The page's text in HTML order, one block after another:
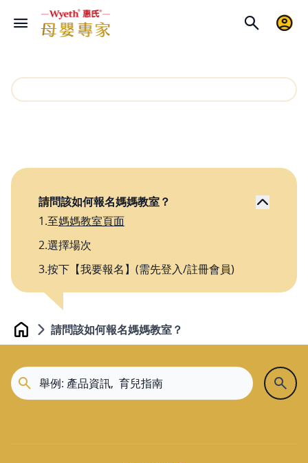
請問該如何報名媽媽教室？
1.至媽媽教室頁面
2.選擇場次
3.按下【我要報名】(需先登入/註冊會員)
Home 請問該如何報名媽媽教室？